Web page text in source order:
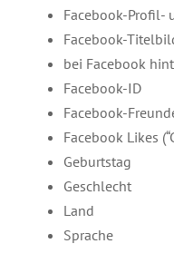
Facebook-Profil-
Facebook-
bei Facebook
Facebook-ID
Facebook-
Facebook Likes
Geburtstag
Geschlecht
Land
Sprache